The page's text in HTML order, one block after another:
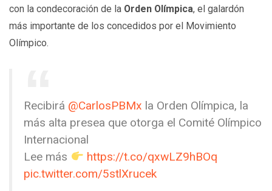
con la condecoración de la Orden Olímpica, el galardón
más importante de los concedidos por el Movimiento
Olímpico.
Recibirá @CarlosPBMx la Orden Olímpica, la
más alta presea que otorga el Comité Olímpico
Internacional
Lee más
https://t.co/qxwLZ9hBOq
pic.twitter.com/5stlXrucek